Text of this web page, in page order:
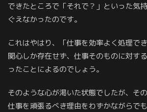
できたところで「それで？」といった気
ぐえなかったのです。
これはやはり、「仕事を効率よく処理で
関心しか存在せず、仕事そのものに対す
ったことによるのでしょう。
そのような心が渇いた状態でしたが、そ
仕事を頑張るべき理由をわずかながらで